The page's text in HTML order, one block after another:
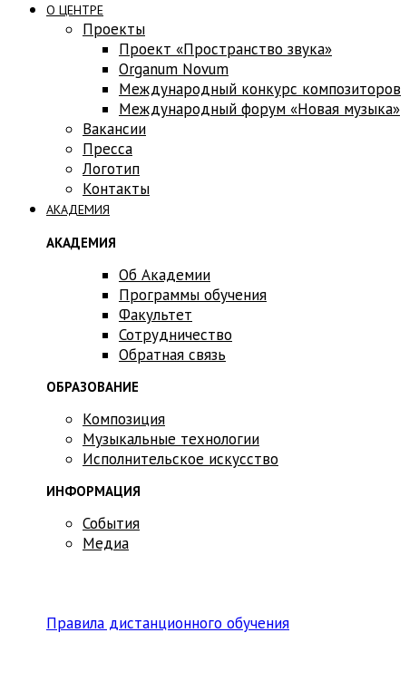
О ЦЕНТРЕ
Проекты
Проект «Пространство звука»
Оrganum Novum
Международный конкурс композиторов
Международный форум «Новая музыка»
Вакансии
Пресса
Логотип
Контакты
АКАДЕМИЯ
АКАДЕМИЯ
Об Академии
Программы обучения
Факультет
Сотрудничество
Обратная связь
ОБРАЗОВАНИЕ
Композиция
Музыкальные технологии
Исполнительское искусство
ИНФОРМАЦИЯ
События
Медиа
Правила дистанционного обучения